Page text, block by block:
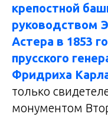
крепостной
руководством
Астера в 1853
прусского
Фридриха
только
монументом